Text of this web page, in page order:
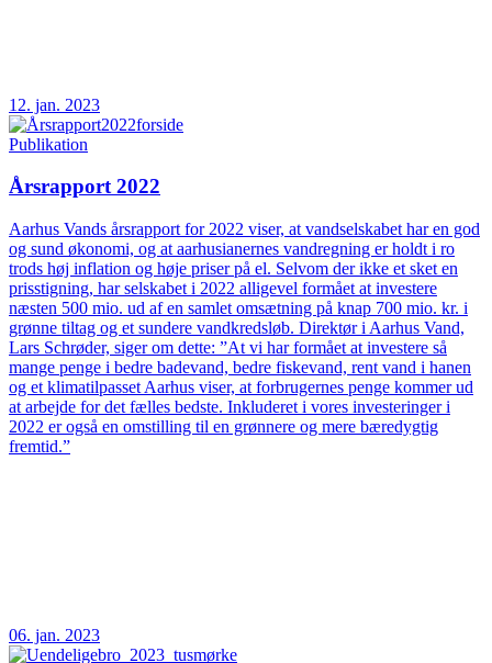
12. jan. 2023
Publikation
Årsrapport 2022
Aarhus Vands årsrapport for 2022 viser, at vandselskabet har en god
og sund økonomi, og at aarhusianernes vandregning er holdt i ro
trods høj inflation og høje priser på el. Selvom der ikke et sket en
prisstigning, har selskabet i 2022 alligevel formået at investere
næsten 500 mio. ud af en samlet omsætning på knap 700 mio. kr. i
grønne tiltag og et sundere vandkredsløb. Direktør i Aarhus Vand,
Lars Schrøder, siger om dette: ”At vi har formået at investere så
mange penge i bedre badevand, bedre fiskevand, rent vand i hanen
og et klimatilpasset Aarhus viser, at forbrugernes penge kommer ud
at arbejde for det fælles bedste. Inkluderet i vores investeringer i
2022 er også en omstilling til en grønnere og mere bæredygtig
fremtid.”
06. jan. 2023